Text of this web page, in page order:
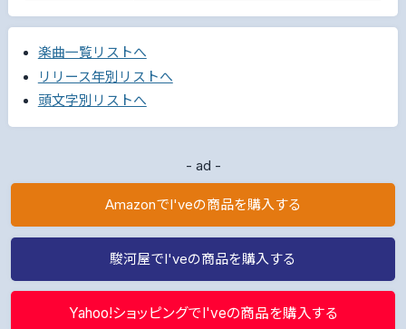
楽曲一覧リストへ
リリース年別リストへ
頭文字別リストへ
- ad -
AmazonでI'veの商品を購入する
駿河屋でI'veの商品を購入する
Yahoo!ショッピングでI'veの商品を購入する